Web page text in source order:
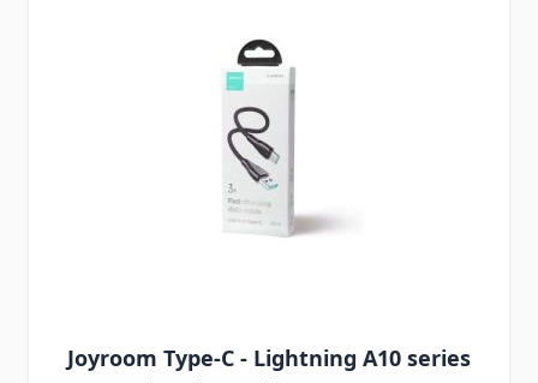
Joyroom Type-C - Lightning A10 series